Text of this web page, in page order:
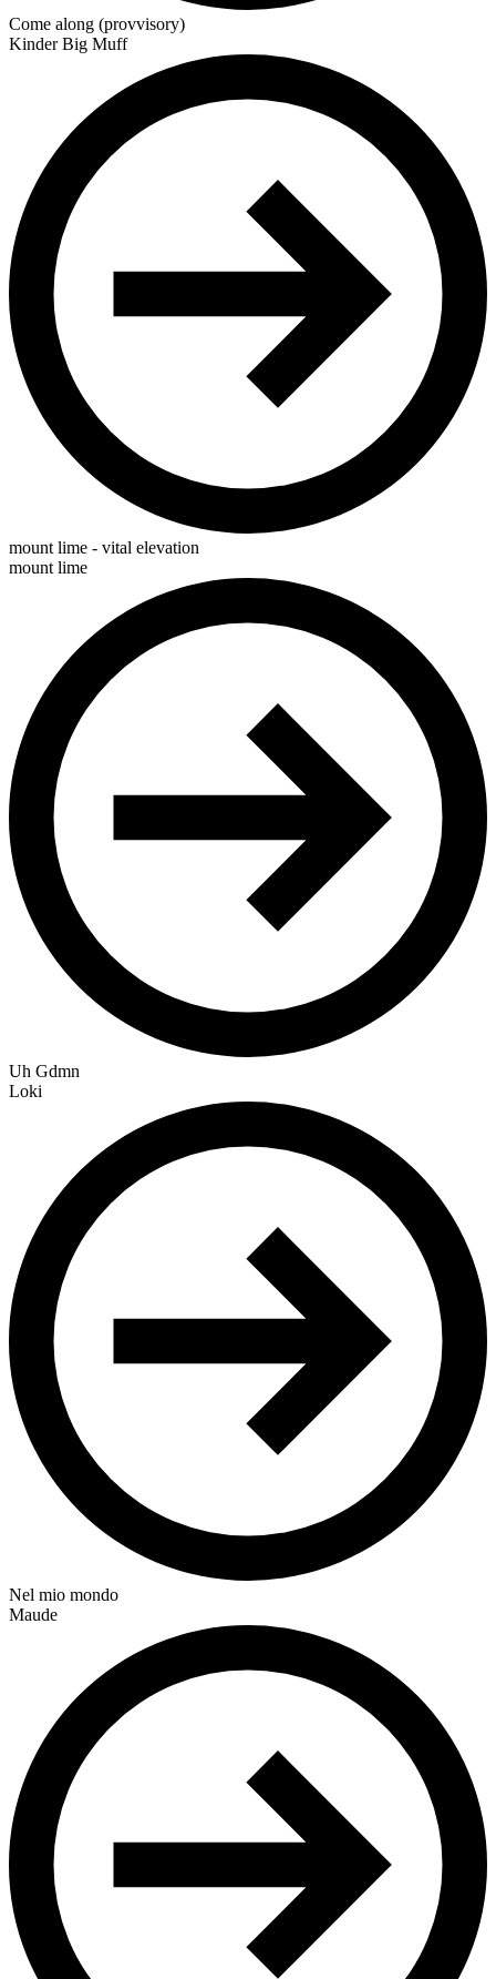
Come along (provvisory)
Kinder Big Muff
mount lime - vital elevation
mount lime
Uh Gdmn
Loki
Nel mio mondo
Maude